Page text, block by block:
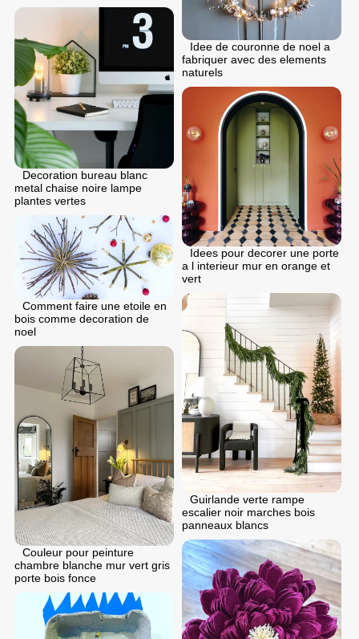
Idee de couronne de noel a
fabriquer avec des elements
naturels
Decoration bureau blanc
metal chaise noire lampe
plantes vertes
Idees pour decorer une porte
a l interieur mur en orange et
vert
Comment faire une etoile en
bois comme decoration de
noel
Guirlande verte rampe
escalier noir marches bois
panneaux blancs
Couleur pour peinture
chambre blanche mur vert gris
porte bois fonce